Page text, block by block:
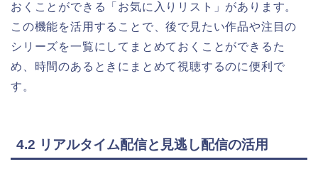
おくことができる「お気に入りリスト」があります。
この機能を活用することで、後で見たい作品や注目の
シリーズを一覧にしてまとめておくことができるた
め、時間のあるときにまとめて視聴するのに便利で
す。
4.2 リアルタイム配信と見逃し配信の活用